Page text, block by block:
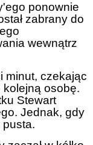
ponownie
zabrany do
wewnątrz
minut, czekając
osobę.
Stewart
Jednak, gdy
pusta.